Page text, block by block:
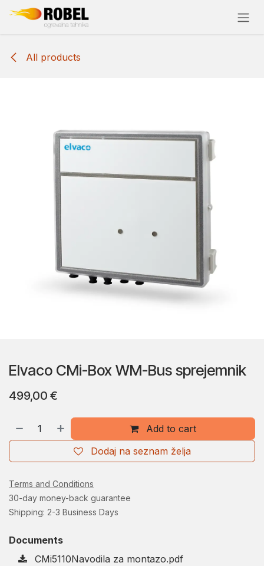
Skip to Content
All products
Elvaco CMi-Box WM-Bus sprejemnik
499,00 €
Add to cart
Dodaj na seznam želja
Terms and Conditions
30-day money-back guarantee
Shipping: 2-3 Business Days
Documents
CMi5110Navodila za montazo.pdf